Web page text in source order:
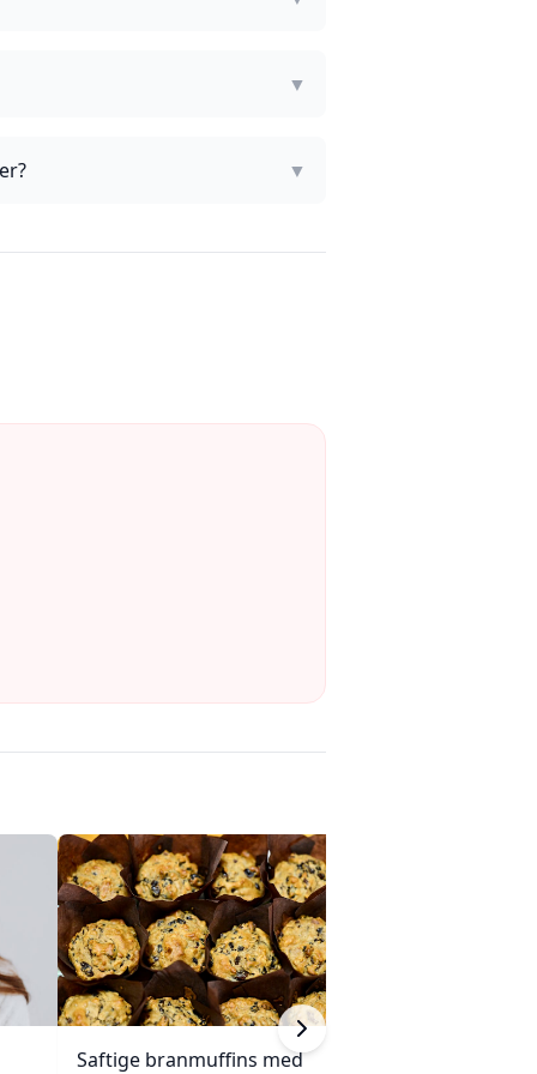
▼
▼
Saftige branmuffins med